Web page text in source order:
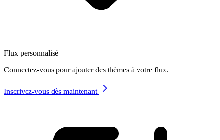
Flux personnalisé
Connectez-vous pour ajouter des thèmes à votre flux.
Inscrivez-vous dès maintenant